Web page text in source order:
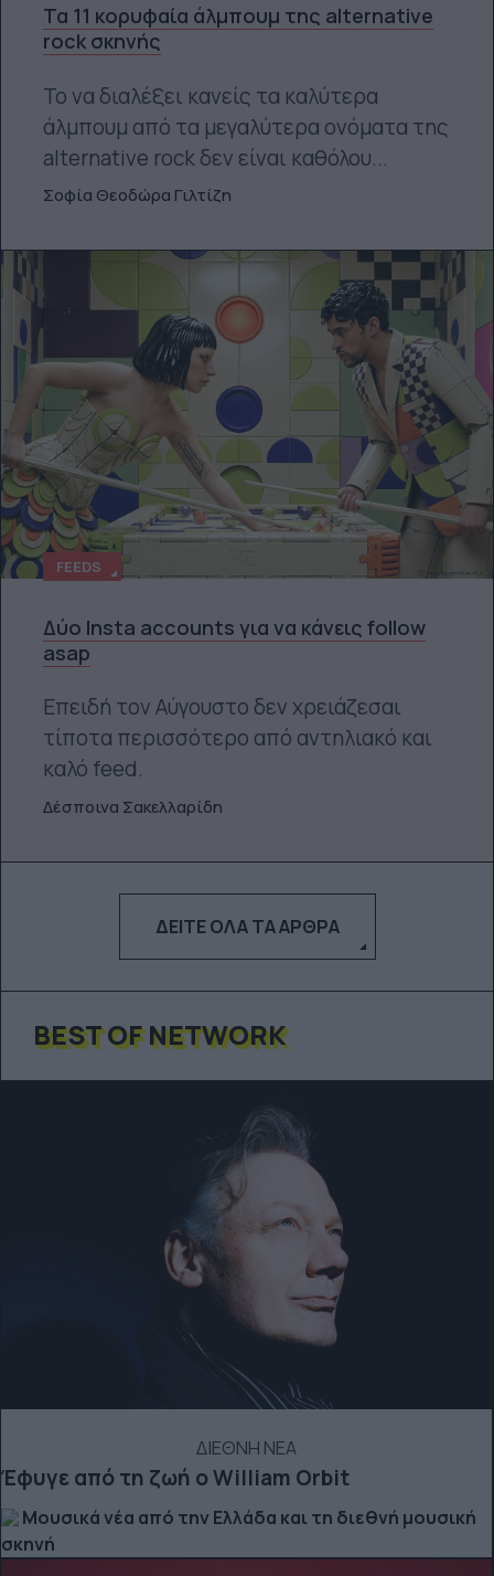
Τα 11 κορυφαία άλμπουμ της alternative
rock σκηνής
Το να διαλέξει κανείς τα καλύτερα
άλμπουμ από τα μεγαλύτερα ονόματα της
alternative rock δεν είναι καθόλου...
Σοφία Θεοδώρα Γιλτίζη
FEEDS
Δύο Insta accounts για να κάνεις follow
asap
Επειδή τον Αύγουστο δεν χρειάζεσαι
τίποτα περισσότερο από αντηλιακό και
καλό feed.
Δέσποινα Σακελλαρίδη
ΔΕΊΤΕ ΌΛΑ ΤΑ ΆΡΘΡΑ
BEST OF NETWORK
ΔΙΕΘΝΗ ΝΕΑ
Έφυγε από τη ζωή ο William Orbit
Μουσικά νέα από την Ελλάδα και τη διεθνή μουσική
σκηνή